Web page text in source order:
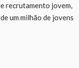
recrutamento jovem,
um milhão de jovens